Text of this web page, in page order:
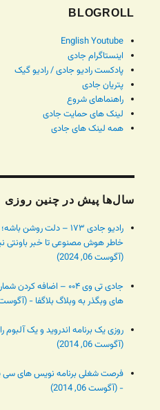
BLOGROLL
English Youtube
اینستاگرام جادی
پادکست رادیو جادی / رادیو گیک
پتریان جادی
راهنماهای شروع
لینک های حمایت جادی
همه لینک های جادی
سال‌ها پیش در چنین روزی
رادیو جادی ۱۷۳ – دلت
خاطر هوش مصنوعی تا خبر باونتی
(آگوست 06, 2024)
جادی تی وی ۰۰۴ – اضافه
های وبگذر به وبلاگ بلاگفا - (آگوست 06,
روزی یک برنامه اندروید و یک آلبوم
(آگوست 06, 2014)
فرصت شغلی برنامه نویس های سی
- (آگوست 06, 2014)